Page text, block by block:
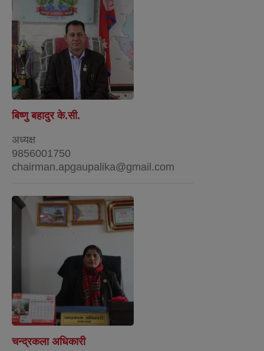
बिष्णु बहादुर के.सी.
अध्यक्ष
9856001750
chairman.apgaupalika@gmail.com
चन्द्रकला अधिकारी